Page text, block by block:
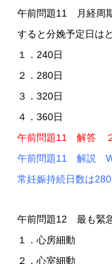
午前問題11 月経周
すると分娩予定日は
１．240日
２．280日
３．320日
４．360日
午前問題11 解答
午前問題11 解説
常妊娠持続日数は280
午前問題12 最も緊
１．心房細動
２．心室細動